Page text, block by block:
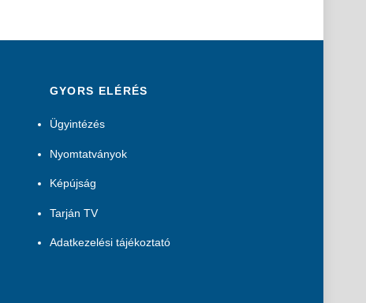
GYORS ELÉRÉS
Ügyintézés
Nyomtatványok
Képújság
Tarján TV
Adatkezelési tájékoztató